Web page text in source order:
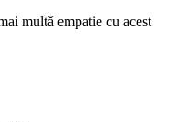
multă empatie cu acest